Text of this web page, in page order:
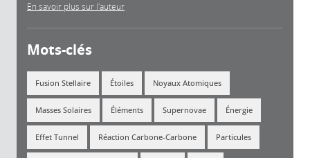
En savoir plus sur l'auteur
Mots-clés
Fusion Stellaire Étoiles Noyaux Atomiques
Masses Solaires Éléments Supernovae Énergie
Effet Tunnel Réaction Carbone-Carbone Particules